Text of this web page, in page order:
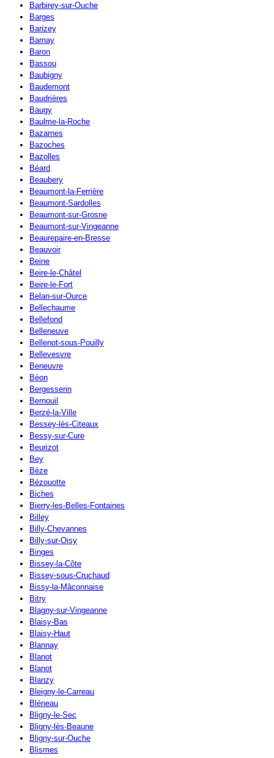
Barbirey-sur-Ouche
Barges
Barizey
Barnay
Baron
Bassou
Baubigny
Baudemont
Baudrières
Baugy
Baulme-la-Roche
Bazarnes
Bazoches
Bazolles
Béard
Beaubery
Beaumont-la-Ferrière
Beaumont-Sardolles
Beaumont-sur-Grosne
Beaumont-sur-Vingeanne
Beaurepaire-en-Bresse
Beauvoir
Beine
Beire-le-Châtel
Beire-le-Fort
Belan-sur-Ource
Bellechaume
Bellefond
Belleneuve
Bellenot-sous-Pouilly
Bellevesvre
Beneuvre
Béon
Bergesserin
Bernouil
Berzé-la-Ville
Bessey-lès-Citeaux
Bessy-sur-Cure
Beurizot
Bey
Bèze
Bézouotte
Biches
Bierry-les-Belles-Fontaines
Billey
Billy-Chevannes
Billy-sur-Oisy
Binges
Bissey-la-Côte
Bissey-sous-Cruchaud
Bissy-la-Mâconnaise
Bitry
Blagny-sur-Vingeanne
Blaisy-Bas
Blaisy-Haut
Blannay
Blanot
Blanot
Blanzy
Bleigny-le-Carreau
Bléneau
Bligny-le-Sec
Bligny-lès-Beaune
Bligny-sur-Ouche
Blismes